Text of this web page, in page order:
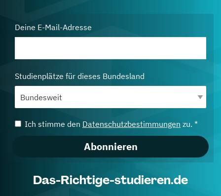
Deine E-Mail-Adresse
Studienplätze für dieses Bundesland
Ich stimme den Datenschutzbestimmungen zu. *
Abonnieren
Das-Richtige-studieren.de